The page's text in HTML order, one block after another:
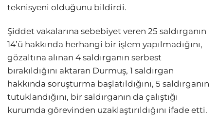
teknisyeni olduğunu bildirdi.
Şiddet vakalarına sebebiyet veren 25 saldırganın
14’ü hakkında herhangi bir işlem yapılmadığını,
gözaltına alınan 4 saldırganın serbest
bırakıldığını aktaran Durmuş, 1 saldırgan
hakkında soruşturma başlatıldığını, 5 saldırganın
tutuklandığını, bir saldırganın da çalıştığı
kurumda görevinden uzaklaştırıldığını ifade etti.